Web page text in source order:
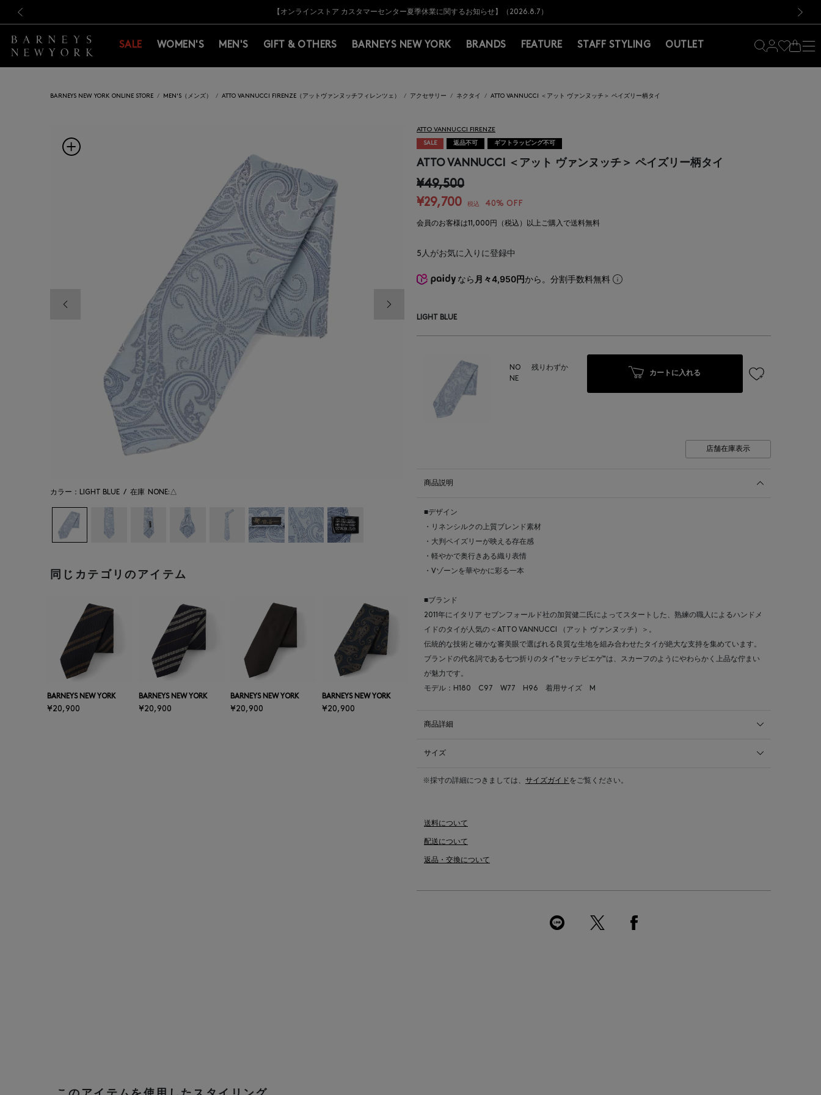
新規登録のお客様も対象！＜MY BARNEYS＞会員のお客様は11,000円（税込）以上のお買上げで常時送料無料！お買い物の際は会員登録を！
【夏季休業に伴う出荷一時停止のお知らせ】(2026.8.7)
【オンラインストア カスタマーセンター夏季休業に関するお知らせ】（2026.8.7）
【夏季休業に伴う返品・交換承り一時停止のお知らせ】（2026.8.5）
熊本県を中心とした地震の影響によるお荷物のお届けについて
【開催中】SUMMER SALEのご案内・ご注意事項
新規登録のお客様も対象！＜MY BARNEYS＞会員のお客様は11,000円（税込）以上のお買上げで常時送料無料！お買い物の際は会員登録を！
【夏季休業に伴う出荷一時停止のお知らせ】(2026.8.7)
SALE WOMEN'S MEN'S GIFT & OTHERS BARNEYS NEW YORK BRANDS FEATURE STAFF STYLING OUTLET
BARNEYS NEW YORK ONLINE STORE MEN'S（メンズ） ATTO VANNUCCI FIRENZE（アットヴァンヌッチフィレンツェ） アクセサリー ネクタイ ATTO VANNUCCI ＜アット ヴァンヌッチ＞ ペイズリー柄タイ
カラー：LIGHT BLUE / 在庫 NONE:△
同じカテゴリのアイテム
BARNEYS NEW YORK
¥20,900
BARNEYS NEW YORK
¥20,900
BARNEYS NEW YORK
¥20,900
BARNEYS NEW YORK
¥20,900
ATTO VANNUCCI FIRENZE
SALE
返品不可 ギフトラッピング不可
ATTO VANNUCCI ＜アット ヴァンヌッチ＞ ペイズリー柄タイ
¥49,500
¥29,700
税込 40% OFF
会員のお客様は11,000円（税込）以上ご購入で送料無料
5人がお気に入りに登録中
なら 月々4,950円から。分割手数料無料
LIGHT BLUE
NO
NE
残りわずか
カートに入れる
店舗在庫表示
商品説明
■デザイン
・リネンシルクの上質ブレンド素材
・大判ペイズリーが映える存在感
・軽やかで奥行きある織り表情
・Vゾーンを華やかに彩る一本
■ブランド
2011年にイタリア セブンフォールド社の加賀健二氏によってスタートした、熟練の職人によるハンドメ
イドのタイが人気の＜ATTO VANNUCCI （アット ヴァンヌッチ）＞。
伝統的な技術と確かな審美眼で選ばれる良質な生地を組み合わせたタイが絶大な支持を集めています。
ブランドの代名詞である七つ折りのタイ"セッテピエゲ"は、スカーフのようにやわらかく上品な佇まい
が魅力です。
モデル：H180 C97 W77 H96 着用サイズ M
商品詳細
サイズ
※採寸の詳細につきましては、 サイズガイドをご覧ください。
送料について
配送について
返品・交換について